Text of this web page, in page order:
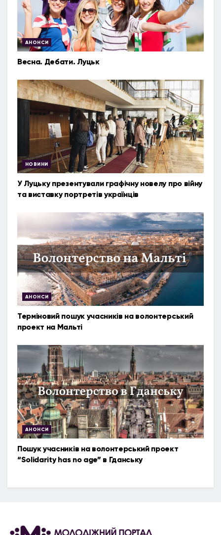
АНОНСИ
Весна. Дебати. Луцьк
НОВИНИ
У Луцьку презентували графічну новелу про війну
та виставку портретів українців
АНОНСИ
Терміновий пошук учасників на волонтерський
проект на Мальті
АНОНСИ
Пошук учасників на волонтерський проект
“Solidarity has no age” в Гданську